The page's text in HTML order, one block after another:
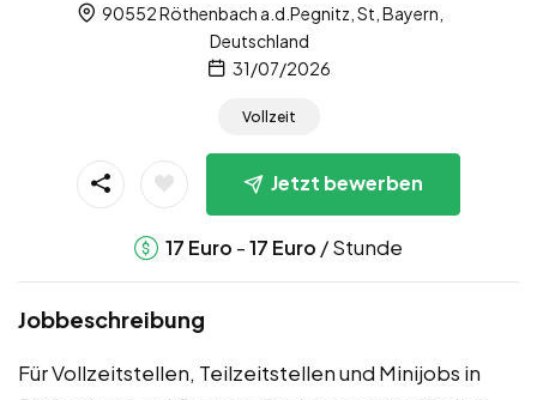
90552 Röthenbach a.d.Pegnitz, St, Bayern,
Deutschland
31/07/2026
Vollzeit
Jetzt bewerben
17 Euro -17 Euro / Stunde
Jobbeschreibung
Für Vollzeitstellen, Teilzeitstellen und Minijobs in